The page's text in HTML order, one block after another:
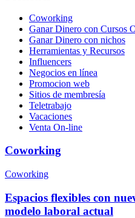
Coworking
Ganar Dinero con Cursos
Ganar Dinero con nichos
Herramientas y Recursos
Influencers
Negocios en línea
Promocion web
Sitios de membresía
Teletrabajo
Vacaciones
Venta On-line
Coworking
Coworking
Espacios flexibles con
modelo laboral actual